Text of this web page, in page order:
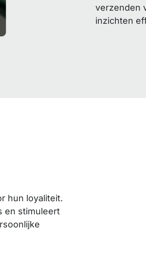
verzenden
inzichten
hun loyaliteit.
en stimuleert